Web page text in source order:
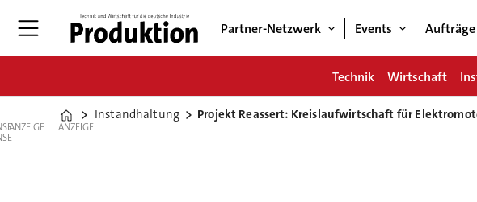
Partner-Netzwerk Events Aufträge
Technik Wirtschaft
Home
Instandhaltung Projekt Reassert: Kreislaufwirtschaft für
ANZEIGE ANZEIGE